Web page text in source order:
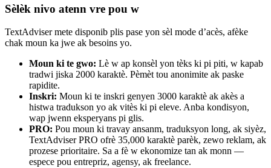
Sèlèk nivo atenn vre pou w
TextAdviser mete disponib plis pase yon sèl mode d’acès, afèke
chak moun ka jwe ak besoins yo.
Moun ki te gwo: Lè w ap konsèl yon tèks ki pi piti, w kapab
tradwi jiska 2000 karaktè. Pèmèt tou anonimite ak paske
rapidite.
Inskri: Moun ki te inskri genyen 3000 karaktè ak akès a
histwa tradukson yo ak vitès ki pi eleve. Anba kondisyon,
wap jwenn eksperyans pi glis.
PRO: Pou moun ki travay ansanm, traduksyon long, ak siyèz,
TextAdviser PRO ofrè 35,000 karaktè parèk, zewo reklam, ak
prozese prioritaire. Sa a fè w ekonomize tan ak monn —
espece pou entrepriz, agensy, ak freelance.